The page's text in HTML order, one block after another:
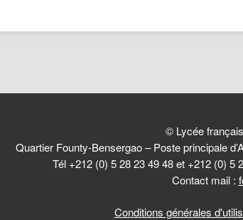
© Lycée
Quartier Founty-Bensergao – Poste principale
Tél +212 (0) 5 28 23 49 48 et +212 (0) 5
Contact mail :
Conditions générales